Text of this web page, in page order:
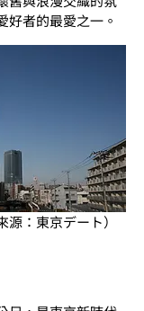
好者的最愛之一。
源：東京デート）